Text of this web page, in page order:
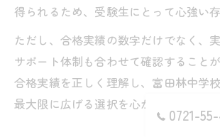
得られるため、受験生にとって心強い
ただし、合格実績の数字だけでなく、実
サポート体制も合わせて確認すること
合格実績を正しく理解し、富田林中学
最大限に広げる選択を心がけましょう。
0721-